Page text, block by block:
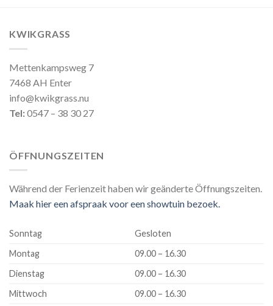
KWIKGRASS
Mettenkampsweg 7
7468 AH Enter
info@kwikgrass.nu
Tel:0547 – 38 30 27
ÖFFNUNGSZEITEN
Während der Ferienzeit haben wir geänderte Öffnungszeiten.
Maak hier een afspraak voor een showtuin bezoek.
Sonntag
Gesloten
Montag
09.00 – 16.30
Dienstag
09.00 – 16.30
Mittwoch
09.00 – 16.30